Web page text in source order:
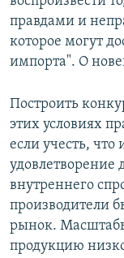
правдами и
которое могут
импорта". О
Построить
этих условиях
если учесть,
удовлетворение
внутреннего
производители
рынок.
продукцию